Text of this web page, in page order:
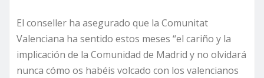
El conseller ha asegurado que la Comunitat
Valenciana ha sentido estos meses “el cariño y la
implicación de la Comunidad de Madrid y no olvidará
nunca cómo os habéis volcado con los valencianos